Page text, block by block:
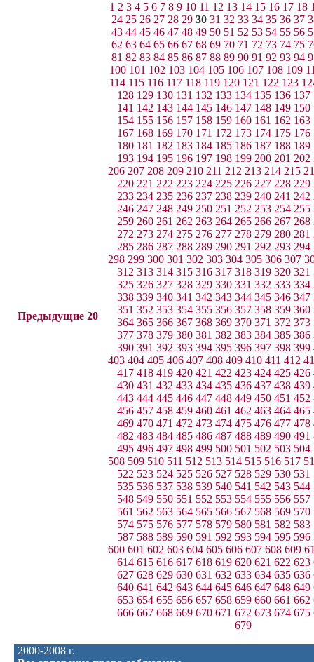
Предыдущие 20
1 2 3 4 5 6 7 8 9 10 11 12 13 14 15 16 17 18
24 25 26 27 28 29 30 31 32 33 34 35 36 37
43 44 45 46 47 48 49 50 51 52 53 54 55 56
62 63 64 65 66 67 68 69 70 71 72 73 74 75
81 82 83 84 85 86 87 88 89 90 91 92 93 94
100 101 102 103 104 105 106 107 108 109
114 115 116 117 118 119 120 121 122 123
128 129 130 131 132 133 134 135 136 137
141 142 143 144 145 146 147 148 149 150
154 155 156 157 158 159 160 161 162 163
167 168 169 170 171 172 173 174 175 176
180 181 182 183 184 185 186 187 188 189
193 194 195 196 197 198 199 200 201 202
206 207 208 209 210 211 212 213 214 215
220 221 222 223 224 225 226 227 228 229
233 234 235 236 237 238 239 240 241 242
246 247 248 249 250 251 252 253 254 255
259 260 261 262 263 264 265 266 267 268
272 273 274 275 276 277 278 279 280 281
285 286 287 288 289 290 291 292 293 294
298 299 300 301 302 303 304 305 306 307
312 313 314 315 316 317 318 319 320 321
325 326 327 328 329 330 331 332 333 334
338 339 340 341 342 343 344 345 346 347
351 352 353 354 355 356 357 358 359 360
364 365 366 367 368 369 370 371 372 373
377 378 379 380 381 382 383 384 385 386
390 391 392 393 394 395 396 397 398 399
403 404 405 406 407 408 409 410 411 412
417 418 419 420 421 422 423 424 425 426
430 431 432 433 434 435 436 437 438 439
443 444 445 446 447 448 449 450 451 452
456 457 458 459 460 461 462 463 464 465
469 470 471 472 473 474 475 476 477 478
482 483 484 485 486 487 488 489 490 491
495 496 497 498 499 500 501 502 503 504
508 509 510 511 512 513 514 515 516 517
522 523 524 525 526 527 528 529 530 531
535 536 537 538 539 540 541 542 543 544
548 549 550 551 552 553 554 555 556 557
561 562 563 564 565 566 567 568 569 570
574 575 576 577 578 579 580 581 582 583
587 588 589 590 591 592 593 594 595 596
600 601 602 603 604 605 606 607 608 609
614 615 616 617 618 619 620 621 622 623
627 628 629 630 631 632 633 634 635 636
640 641 642 643 644 645 646 647 648 649
653 654 655 656 657 658 659 660 661 662
666 667 668 669 670 671 672 673 674 675
679
2000-2008 г.